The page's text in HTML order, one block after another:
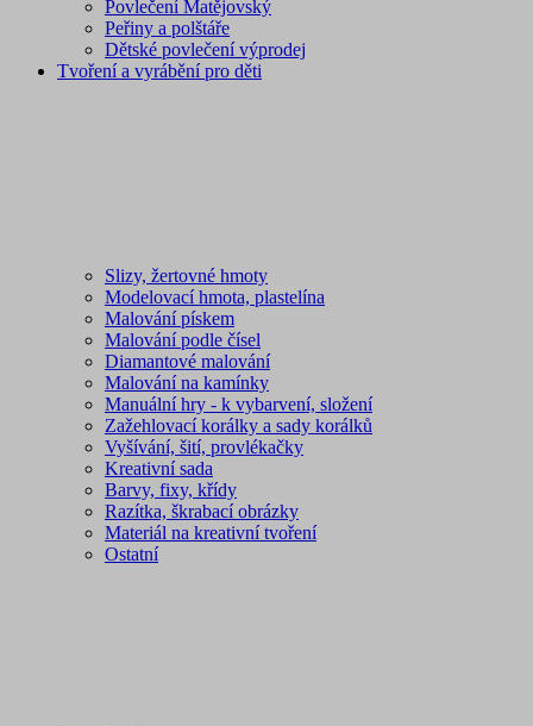
Povlečení Matějovský
Peřiny a polštáře
Dětské povlečení výprodej
Tvoření a vyrábění pro děti
Slizy, žertovné hmoty
Modelovací hmota, plastelína
Malování pískem
Malování podle čísel
Diamantové malování
Malování na kamínky
Manuální hry - k vybarvení, složení
Zažehlovací korálky a sady korálků
Vyšívání, šití, provlékačky
Kreativní sada
Barvy, fixy, křídy
Razítka, škrabací obrázky
Materiál na kreativní tvoření
Ostatní